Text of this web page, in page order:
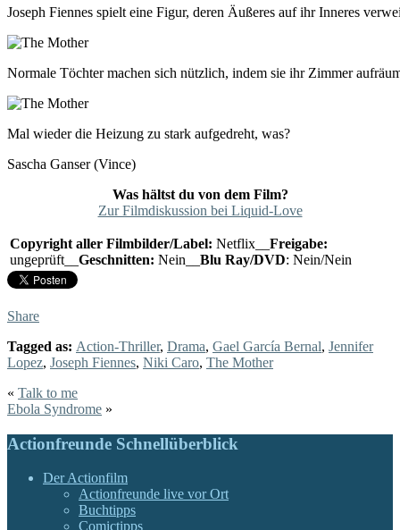
Joseph Fiennes spielt eine Figur, deren Äußeres auf ihr Inneres
Normale Töchter machen sich nützlich, indem sie ihr Zimmer
Mal wieder die Heizung zu stark aufgedreht, was?
Sascha Ganser (Vince)
Was hältst du von dem Film?
Zur Filmdiskussion bei Liquid-Love
Copyright aller Filmbilder/Label: Netflix__ Freigabe:
ungeprüft__ Geschnitten: Nein__ Blu Ray/DVD: Nein/Nein
Share
Tagged as: Action-Thriller, Drama, Gael García Bernal, Jennifer
Lopez, Joseph Fiennes, Niki Caro, The Mother
« Talk to me
Ebola Syndrome »
Actionfreunde Schnellüberblick
Der Actionfilm
Actionfreunde live vor Ort
Buchtipps
Comictipps